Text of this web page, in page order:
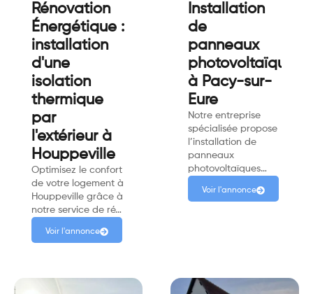
Rénovation
Énergétique :
installation
d'une
isolation
thermique
par
l'extérieur à
Houppeville
Optimisez le confort
de votre logement à
Houppeville grâce à
notre service de ré…
Voir l'annonce
Installation
de
panneaux
photovoltaïques
à Pacy-sur-
Eure
Notre entreprise
spécialisée propose
l’installation de
panneaux
photovoltaïques…
Voir l'annonce